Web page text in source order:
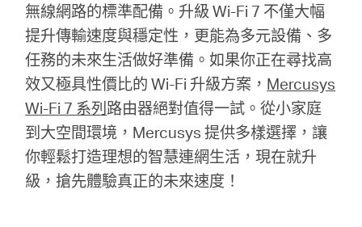
無線網路的標準配備。升級 Wi-Fi 7 不僅大幅
提升傳輸速度與穩定性，更能為多元設備、多
任務的未來生活做好準備。如果你正在尋找高
效又極具性價比的 Wi-Fi 升級方案， Mercusys
Wi-Fi 7 系列路由器絕對值得一試。從小家庭
到大空間環境，Mercusys 提供多樣選擇，讓
你輕鬆打造理想的智慧連網生活，現在就升
級，搶先體驗真正的未來速度！